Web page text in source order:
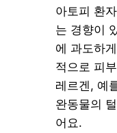
아토피 환
는 경향이
에 과도하
적으로 피
레르겐, 예
완동물의
어요.